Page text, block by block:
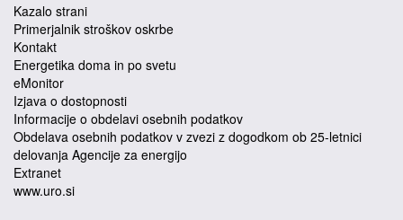
Kazalo strani
Primerjalnik stroškov oskrbe
Kontakt
Energetika doma in po svetu
eMonitor
Izjava o dostopnosti
Informacije o obdelavi osebnih podatkov
Obdelava osebnih podatkov v zvezi z dogodkom ob 25-letnici
delovanja Agencije za energijo
Extranet
www.uro.si